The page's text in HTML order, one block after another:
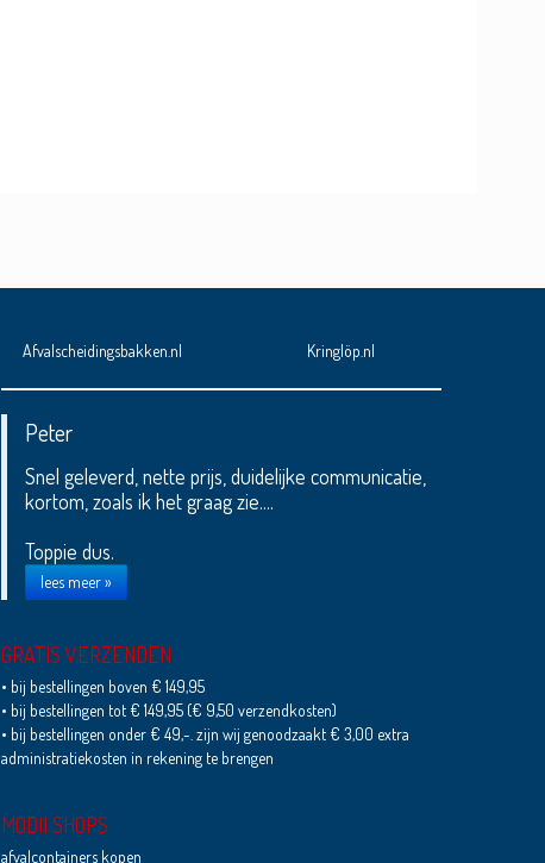
Afvalscheidingsbakken.nl Kringlöp.nl
Peter
Snel geleverd, nette prijs, duidelijke communicatie,
kortom, zoals ik het graag zie....
Toppie dus.
lees meer »
GRATIS VERZENDEN
• bij bestellingen boven € 149,95
• bij bestellingen tot € 149,95 (€ 9,50 verzendkosten)
• bij bestellingen onder € 49,-. zijn wij genoodzaakt € 3,00 extra
administratiekosten in rekening te brengen
MODII SHOPS
afvalcontainers kopen